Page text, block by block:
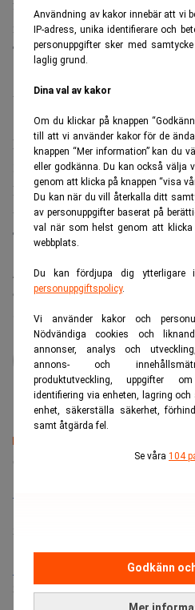
Användning av kakor innebär att vi
IP-adress, unika identifierare och
personuppgifter sker med
laglig grund.
Dina val av kakor
Om du klickar på knappen
till att vi använder kakor för de
knappen “Mer information” kan du
eller godkänna. Du kan också välja
genom att klicka på knappen “visa
Du kan när du vill återkalla ditt
av personuppgifter baserat på
val när som helst genom att klicka
webbplats.
Du kan fördjupa dig ytterligare
personuppgiftspolicy.
Vi använder kakor och
Nödvändiga cookies och
annonser, analys och
annons- och
produktutveckling, uppgifter
identifiering via enheten, lagring
enhet, säkerställa säkerhet,
samt åtgärda fel.
Se våra 104
Godkänn
försäljningen ökat med 1,2
motsvarande period i fjol.
Tätplatsen bland personbilarna
under motsvarande period i fjol.
170 (2 975) och trea Saab 9-5
Försäljningen av lastbilar
3.819 lastbilar, en ökning med
Bil Swedens prognos för 2005
under hela året.
TT
Läs mer från Realtid - vårt
är kostnadsfritt:
administrator
Senaste lediga jobben
Sista ansökningsdag:
Medarbetare inom Intern
Sista ansökningsdag:13/06/